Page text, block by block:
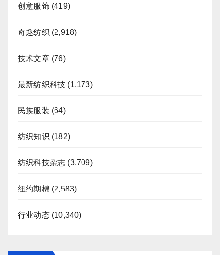
创意服饰(419)
奇趣纺织 (2,918)
技术文章(76)
最新纺织科技 (1,173)
民族服装 (64)
纺织知识 (182)
纺织科技杂志 (3,709)
纽约期棉 (2,583)
行业动态(10,340)